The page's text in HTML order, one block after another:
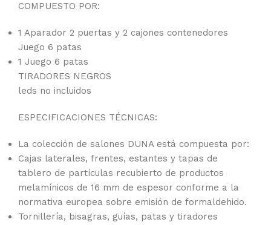
COMPUESTO POR:
1 Aparador 2 puertas y 2 cajones contenedores
Juego 6 patas
1 Juego 6 patas
TIRADORES NEGROS
leds no incluidos
ESPECIFICACIONES TÉCNICAS:
La colección de salones DUNA está compuesta por:
Cajas laterales, frentes, estantes y tapas de
tablero de partículas recubierto de productos
melamínicos de 16 mm de espesor conforme a la
normativa europea sobre emisión de formaldehido.
Tornillería, bisagras, guías, patas y tiradores